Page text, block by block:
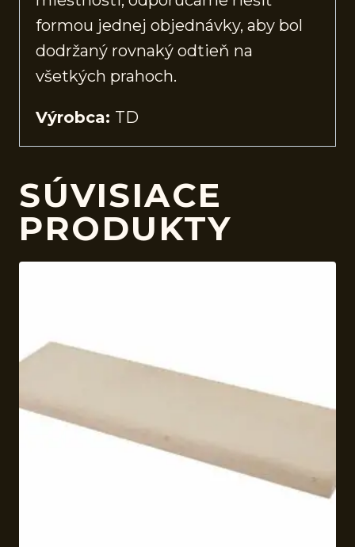
formou jednej objednávky, aby bol
dodržaný rovnaký odtieň na
všetkých prahoch.
Výrobca: TD
SÚVISIACE
PRODUKTY